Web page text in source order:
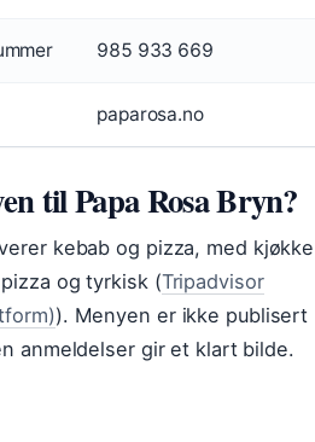
985 933 669
paparosa.no
til Papa Rosa Bryn?
kebab og pizza, med
og tyrkisk (Tripadvisor
). Menyen er ikke publisert
anmeldelser gir et klart bilde.